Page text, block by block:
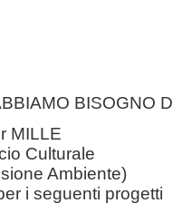
BISOGNO
MILLE
Culturale
Ambiente)
i seguenti progetti